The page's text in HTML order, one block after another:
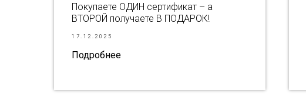
Покупаете ОДИН сертификат – а
ВТОРОЙ получаете В ПОДАРОК!
17.12.2025
Подробнее